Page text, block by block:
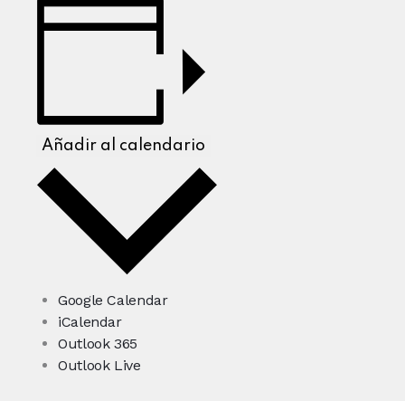
Añadir al calendario
Google Calendar
iCalendar
Outlook 365
Outlook Live